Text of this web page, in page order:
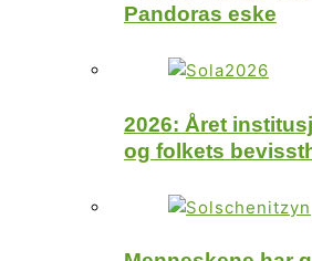
Pandoras eske
2026: Året
og folkets